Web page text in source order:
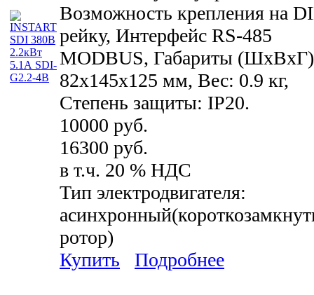
Возможность крепления на
рейку, Интерфейс RS-485
MODBUS, Габариты
82x145x125 мм, Вес: 0.9 кг,
Степень защиты: IP20.
10000 руб.
16300 руб.
в т.ч. 20 % НДС
Тип электродвигателя:
ротор)
Купить
Подробнее